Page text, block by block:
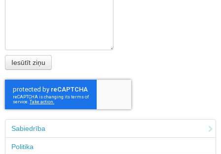
Sabiedrība
Politika